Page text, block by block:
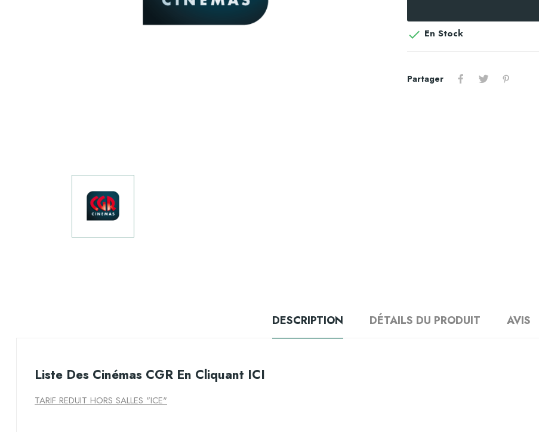
 En Stock
Partager
DESCRIPTION DÉTAILS DU PRODUIT AVIS
Liste Des Cinémas CGR En Cliquant ICI
TARIF REDUIT HORS SALLES "ICE"